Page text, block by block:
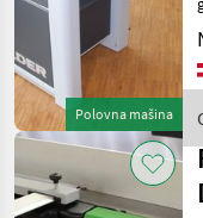
Polovna mašina